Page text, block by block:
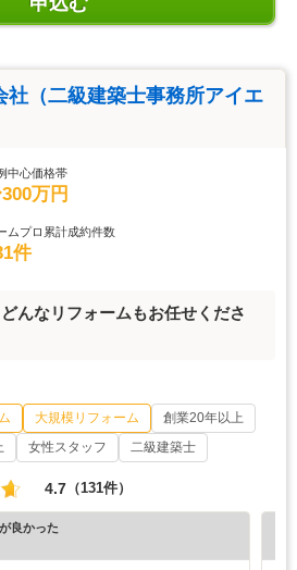
社（二級建築士事務所アイエ
中心価格帯
万円
ムプロ累計成約件数
件
どんなリフォームもお任せくださ
大規模リフォーム
創業20年以上
女性スタッフ 二級建築士
4.7 （131件）
良かった